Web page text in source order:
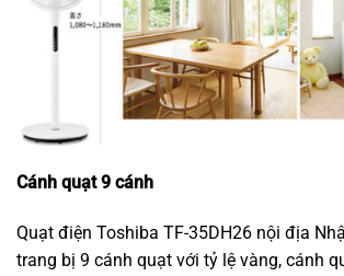
Cánh quạt 9 cánh
Quạt điện Toshiba TF-35DH26 nội địa
trang bị 9 cánh quạt với tỷ lệ vàng, cánh